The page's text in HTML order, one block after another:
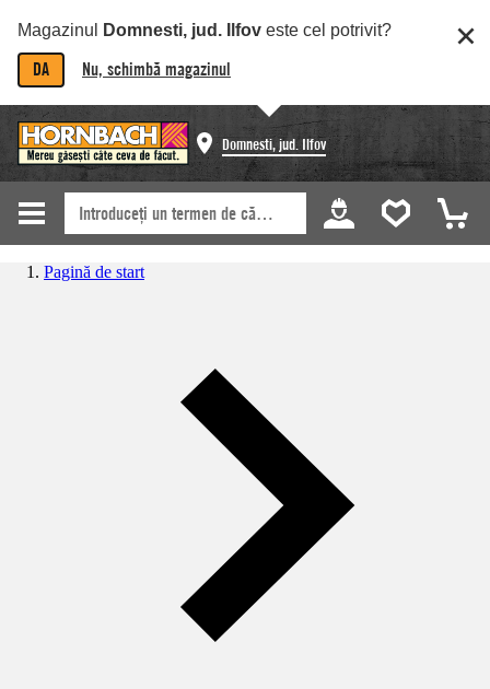
Magazinul Domnesti, jud. Ilfov este cel potrivit?
DA Nu, schimbă magazinul
Domnesti, jud. Ilfov
Pagină de start